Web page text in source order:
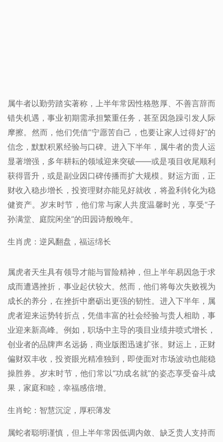
属牛者以勤劳踏实著称，上半年常因性格憨厚、不善言辞而
错失机遇，事业初期需承担繁重任务，甚至因急躁引发人际
摩擦。然而，他们凭借“宁愿苦自己，也要让家人过得好”的
信念，默默积累经验与口碑。进入下半年，属牛者的贵人运
显著增强，多年耕耘的领域迎来突破——或是项目收尾顺利
获得晋升，或是副业因口碑传播而扩大规模。财运方面，正
财收入稳步增长，投资理财亦能见好就收，将盈利转化为稳
健资产。岁末时节，他们常与家人共度温馨时光，享受“子
孙满堂、庭院闲坐”的田园诗般晚年。
生肖虎：逆风翻盘，福运绵长
属虎者天生具有领导才能与冒险精神，但上半年易因急于求
成而遭遇挫折，事业起伏较大。然而，他们将每次失败视为
成长的养分，在挫折中磨砺出更强的韧性。进入下半年，属
虎者迎来运势转折点，凭借丰富的社会经验与贵人相助，事
业迎来新高峰。例如，职场中主导的项目业绩井喷式增长，
创业者的品牌声名远扬，商业版图迅速扩张。财运上，正财
偏财双丰收，投资眼光精准独到，即使面对市场波动也能稳
操胜券。岁末时节，他们常以“功成名就”的姿态享受奋斗成
果，家庭和睦，幸福感倍增。
生肖蛇：智慧沉淀，厚积薄发
属蛇者聪明谨慎，但上半年常因低调内敛、缺乏贵人支持而